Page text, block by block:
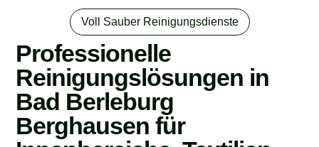
Voll Sauber Reinigungsdienste
Professionelle
Reinigungslösungen in
Bad Berleburg
Berghausen für